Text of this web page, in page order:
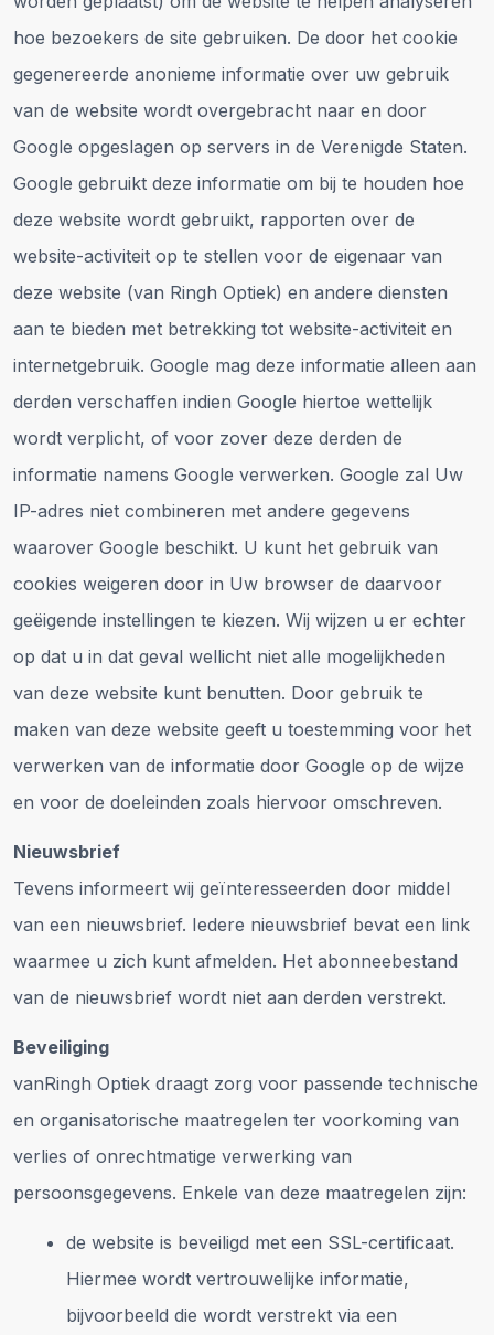
hoe bezoekers de site gebruiken. De door het cookie
gegenereerde anonieme informatie over uw gebruik
van de website wordt overgebracht naar en door
Google opgeslagen op servers in de Verenigde Staten.
Google gebruikt deze informatie om bij te houden hoe
deze website wordt gebruikt, rapporten over de
website-activiteit op te stellen voor de eigenaar van
deze website (van Ringh Optiek) en andere diensten
aan te bieden met betrekking tot website-activiteit en
internetgebruik. Google mag deze informatie alleen aan
derden verschaffen indien Google hiertoe wettelijk
wordt verplicht, of voor zover deze derden de
informatie namens Google verwerken. Google zal Uw
IP-adres niet combineren met andere gegevens
waarover Google beschikt. U kunt het gebruik van
cookies weigeren door in Uw browser de daarvoor
geëigende instellingen te kiezen. Wij wijzen u er echter
op dat u in dat geval wellicht niet alle mogelijkheden
van deze website kunt benutten. Door gebruik te
maken van deze website geeft u toestemming voor het
verwerken van de informatie door Google op de wijze
en voor de doeleinden zoals hiervoor omschreven.
Nieuwsbrief
Tevens informeert wij geïnteresseerden door middel
van een nieuwsbrief. Iedere nieuwsbrief bevat een link
waarmee u zich kunt afmelden. Het abonneebestand
van de nieuwsbrief wordt niet aan derden verstrekt.
Beveiliging
vanRingh Optiek draagt zorg voor passende technische
en organisatorische maatregelen ter voorkoming van
verlies of onrechtmatige verwerking van
persoonsgegevens. Enkele van deze maatregelen zijn:
de website is beveiligd met een SSL-certificaat.
Hiermee wordt vertrouwelijke informatie,
bijvoorbeeld die wordt verstrekt via een